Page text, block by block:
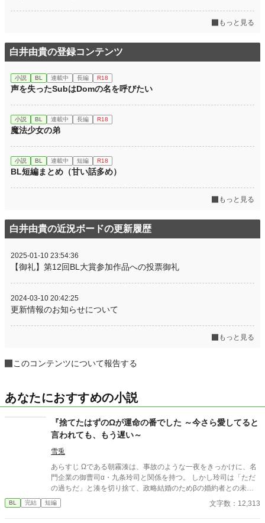
もっと見る
白井由貴の登録コンテンツ
小説 BL 連載中 長編 R18
声を失ったSubはDomの名を呼びたい
小説 BL 連載中 長編 R18
魔法少女の弟
小説 BL 連載中 短編 R18
BL短編まとめ（甘い話多め）
もっと見る
白井由貴の近況ボードの更新履歴
2025-01-10 23:54:36
【御礼】第12回BL大賞参加作品への投票御礼
2024-03-10 20:42:25
更新情報のお知らせについて
もっと見る
このコンテンツについて報告する
あなたにおすすめの小説
『捨てたはずのΩが運命の番でした ～今さら愛してると
言われても、もう遅い～
雪兎
あらすじ Ωである朝霧湊は、事故のような一夜をきっかけに、名
門企業の御曹司α・九条玲司と関係を持つ。 しかし玲司は「ただ
の過ちだ」と湊を切り捨て、政略結婚のためβの婚約者との未来
を選んだ。 深く傷ついた湊は、彼の前から姿を消す。 数か月後―
―。 湊の身体は、これまで誰も知らなかった希少な『遅咲きΩ』
BL 完結 短編 文字数：12,313